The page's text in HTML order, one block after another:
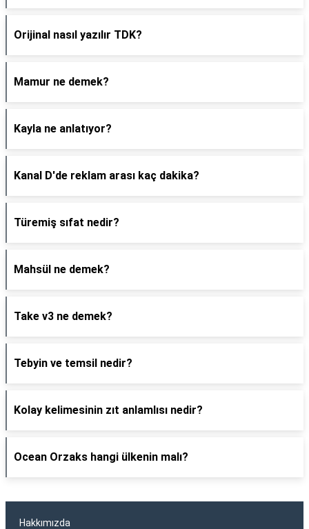
Orijinal nasıl yazılır TDK?
Mamur ne demek?
Kayla ne anlatıyor?
Kanal D'de reklam arası kaç dakika?
Türemiş sıfat nedir?
Mahsül ne demek?
Take v3 ne demek?
Tebyin ve temsil nedir?
Kolay kelimesinin zıt anlamlısı nedir?
Ocean Orzaks hangi ülkenin malı?
Hakkımızda